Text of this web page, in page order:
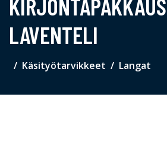
LAVENTELI
Käsityötarvikkeet Langat